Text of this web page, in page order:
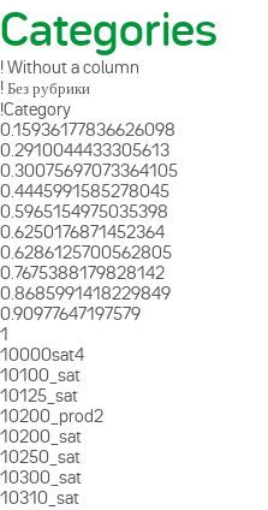
Categories
! Without a column
! Без рубрики
!Category
0.15936177836626098
0.2910044433305613
0.30075697073364105
0.4445991585278045
0.5965154975035398
0.6250176871452364
0.6286125700562805
0.7675388179828142
0.8685991418229849
0.90977647197579
1
10000sat4
10100_sat
10125_sat
10200_prod2
10200_sat
10250_sat
10300_sat
10310_sat